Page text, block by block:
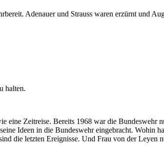
Adenauer und Strauss waren erzürnt und
halten.
eine Zeitreise. Bereits 1968 war die Bundeswehr
Ideen in die Bundeswehr eingebracht. Wohin
die letzten Ereignisse. Und Frau von der Leyen